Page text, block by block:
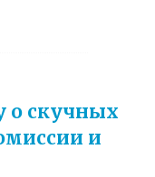
о скучных
и